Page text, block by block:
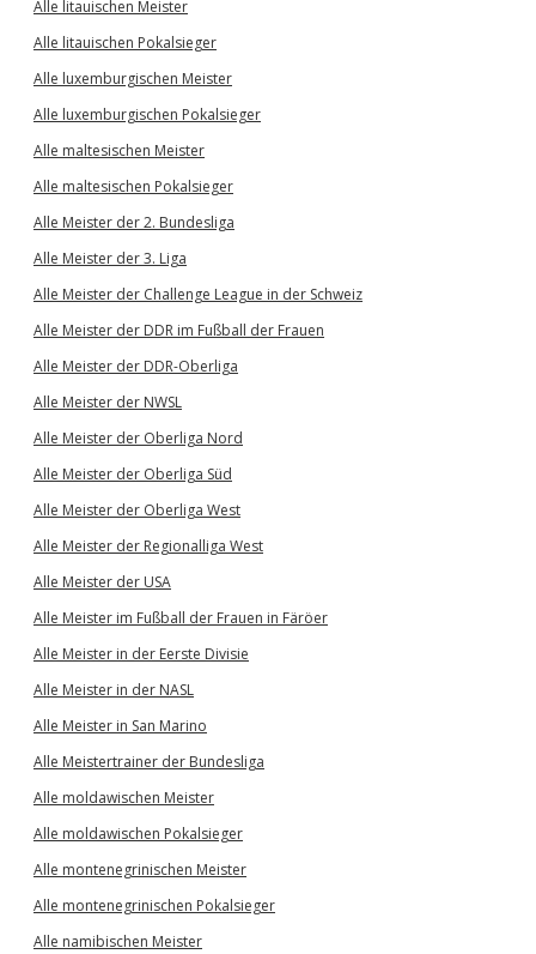
Alle litauischen Meister
Alle litauischen Pokalsieger
Alle luxemburgischen Meister
Alle luxemburgischen Pokalsieger
Alle maltesischen Meister
Alle maltesischen Pokalsieger
Alle Meister der 2. Bundesliga
Alle Meister der 3. Liga
Alle Meister der Challenge League in der Schweiz
Alle Meister der DDR im Fußball der Frauen
Alle Meister der DDR-Oberliga
Alle Meister der NWSL
Alle Meister der Oberliga Nord
Alle Meister der Oberliga Süd
Alle Meister der Oberliga West
Alle Meister der Regionalliga West
Alle Meister der USA
Alle Meister im Fußball der Frauen in Färöer
Alle Meister in der Eerste Divisie
Alle Meister in der NASL
Alle Meister in San Marino
Alle Meistertrainer der Bundesliga
Alle moldawischen Meister
Alle moldawischen Pokalsieger
Alle montenegrinischen Meister
Alle montenegrinischen Pokalsieger
Alle namibischen Meister